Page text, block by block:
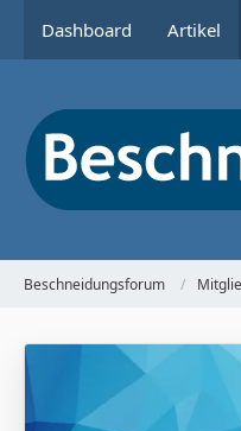
Dashboard Artikel
Beschneidungsforum